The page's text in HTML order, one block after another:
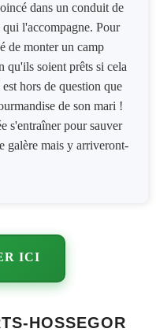
dans un conduit de
l'accompagne. Pour
de monter un camp
qu'ils soient prêts si cela
hors de question que
de son mari !
s'entraîner pour sauver
galère mais y arriveront-
ICI
HOSSEGOR